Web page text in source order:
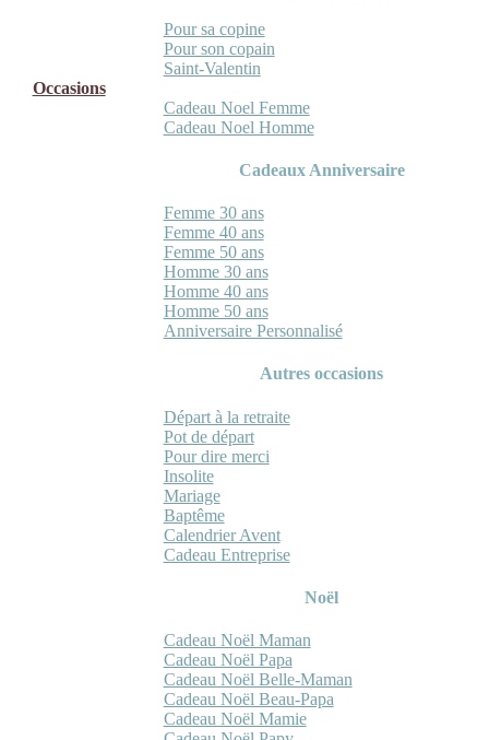
Pour sa copine
Pour son copain
Saint-Valentin
Occasions
Cadeau Noel Femme
Cadeau Noel Homme
Cadeaux Anniversaire
Femme 30 ans
Femme 40 ans
Femme 50 ans
Homme 30 ans
Homme 40 ans
Homme 50 ans
Anniversaire Personnalisé
Autres occasions
Départ à la retraite
Pot de départ
Pour dire merci
Insolite
Mariage
Baptême
Calendrier Avent
Cadeau Entreprise
Noël
Cadeau Noël Maman
Cadeau Noël Papa
Cadeau Noël Belle-Maman
Cadeau Noël Beau-Papa
Cadeau Noël Mamie